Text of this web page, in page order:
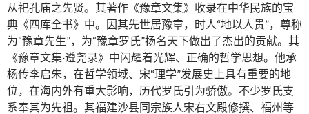
从祀孔庙之先贤。其著作《豫章文集》收录在中华民族的宝
典《四库全书》中。因其先世居豫章，时人“地以人贵”，尊称
为“豫章先生”，为“豫章罗氏”扬名天下做出了杰出的贡献。其
《豫章文集·遵尧录》中闪耀着光辉、正确的哲学思想。他承
杨传李启朱，在哲学领域、宋“理学”发展史上具有重要的地
位，在海内外有重大影响，历代罗氏引为骄傲。不少罗氏支
系奉其为先祖。其福建沙县同宗族人宋右文殿修撰、福州等